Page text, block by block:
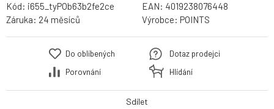
Kód: i655_tyPOb63b2fe2ce EAN: 4019238076448
Záruka: 24 měsíců Výrobce: POINTS
Do oblíbených
Porovnání
Dotaz prodejci
Hlídání
Sdílet